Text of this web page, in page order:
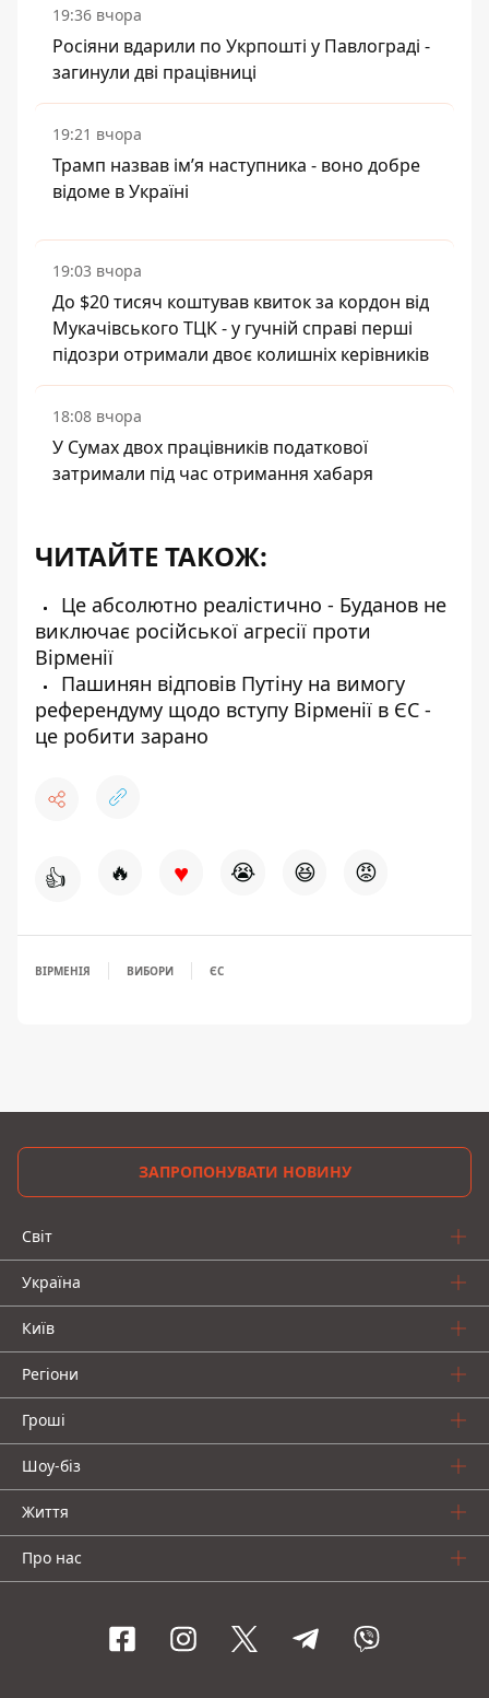
19:36 вчора
Росіяни вдарили по Укрпошті у Павлограді -
загинули дві працівниці
19:21 вчора
Трамп назвав імʼя наступника - воно добре
відоме в Україні
19:03 вчора
До $20 тисяч коштував квиток за кордон від
Мукачівського ТЦК - у гучній справі перші
підозри отримали двоє колишніх керівників
18:08 вчора
У Сумах двох працівників податкової
затримали під час отримання хабаря
ЧИТАЙТЕ ТАКОЖ:
Це абсолютно реалістично - Буданов не
виключає російської агресії проти
Вірменії
Пашинян відповів Путіну на вимогу
референдуму щодо вступу Вірменії в ЄС -
це робити зарано
👍 🔥 ♥ 😭 😆 😡
ВІРМЕНІЯ ВИБОРИ ЄС
ЗАПРОПОНУВАТИ НОВИНУ
Світ
Україна
Київ
Регіони
Гроші
Шоу-біз
Життя
Про нас